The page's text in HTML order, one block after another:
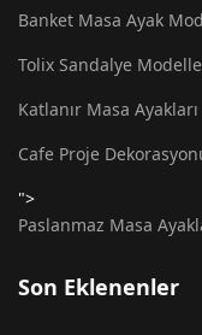
Banket Masa Ayak
Tolix Sandalye
Katlanır Masa Ayakları
Cafe Proje
">
Paslanmaz Masa
Son Eklenenler